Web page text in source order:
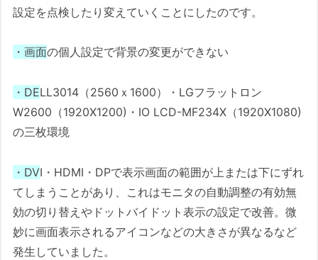
設定を点検したり変えていくことにしたのです。
・画面の個人設定で背景の変更ができない
・DELL3014（2560ｘ1600）・LGフラットロン
W2600（1920X1200)・IO LCD-MF234X（1920X1080)
の三枚環境
・DVI・HDMI・DPで表示画面の範囲が上または下にずれ
てしまうことがあり、これはモニタの自動調整の有効無
効の切り替えやドットバイドット表示の設定で改善。微
妙に画面表示されるアイコンなどの大きさが異なるなど
発生していました。